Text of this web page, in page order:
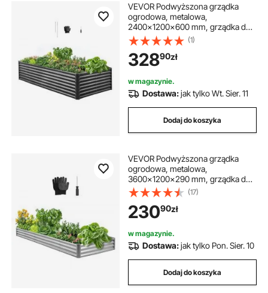
VEVOR Podwyższona grządka
ogrodowa, metalowa,
2400x1200x600 mm, grządka do
sadzenia, grządka warzywna,
skrzynia na rośliny z otwartym
dnem i zaokrąglonymi
krawędziami, duża grządka
kwiatowa, grządka ziołowa, idealna
do warzyw, kwiatów, ziół i
sukulentów
(1)
32890zł
w magazynie.
Dostawa:jak tylko Wt. Sier. 11
Dodaj do koszyka
VEVOR Podwyższona grządka
ogrodowa, metalowa,
3600x1200x290 mm, grządka do
sadzenia, grządka warzywna,
skrzynia na rośliny z otwartym
dnem i zaokrąglonymi
krawędziami, grządka kwiatowa,
grządka ziołowa, do warzyw,
kwiatów, ziół i sukulentów,
ocynkowana
(17)
23090zł
w magazynie.
Dostawa:jak tylko Pon. Sier. 10
Dodaj do koszyka